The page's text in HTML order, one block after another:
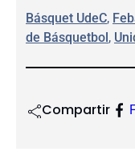
Básquet UdeC,
de Básquetbol ,
Compartir